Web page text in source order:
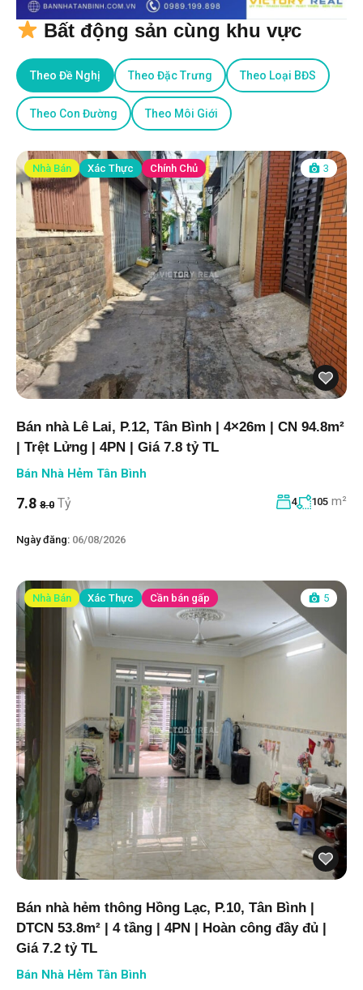
Bất động sản cùng khu vực
Theo Đề Nghị Theo Đặc Trưng Theo Loại BĐS
Theo Con Đường Theo Môi Giới
Nhà Bán Xác Thực Chính Chủ 3
Bán nhà Lê Lai, P.12, Tân Bình | 4×26m | CN 94.8m²
| Trệt Lửng | 4PN | Giá 7.8 tỷ TL
Bán Nhà Hẻm Tân Bình
7.8 8.0 Tỷ 4 105 m²
Ngày đăng: 06/08/2026
Nhà Bán Xác Thực Cần bán gấp 5
Bán nhà hẻm thông Hồng Lạc, P.10, Tân Bình |
DTCN 53.8m² | 4 tầng | 4PN | Hoàn công đầy đủ |
Giá 7.2 tỷ TL
Bán Nhà Hẻm Tân Bình